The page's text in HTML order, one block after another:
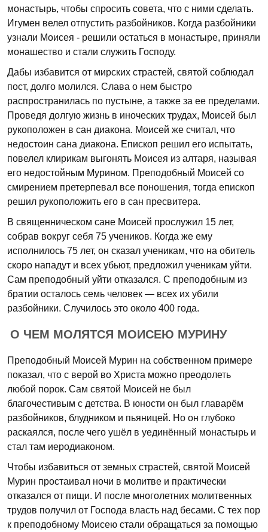
монастырь, чтобы спросить совета, что с ними сделать.
Игумен велел отпустить разбойников. Когда разбойники
узнали Моисея - решили остаться в монастыре, приняли
монашество и стали служить Господу.
Дабы избавится от мирских страстей, святой соблюдал
пост, долго молился. Слава о нем быстро
распространилась по пустыне, а также за ее пределами.
Проведя долгую жизнь в иноческих трудах, Моисей был
рукоположен в сан диакона. Моисей же считал, что
недостоин сана диакона. Епископ решил его испытать,
повелел клирикам выгонять Моисея из алтаря, называя
его недостойным Мурином. Преподобный Моисей со
смирением претерпевал все поношения, тогда епископ
решил рукоположить его в сан пресвитера.
В священническом сане Моисей прослужил 15 лет,
собрав вокруг себя 75 учеников. Когда же ему
исполнилось 75 лет, он сказал ученикам, что на обитель
скоро нападут и всех убьют, предложил ученикам уйти.
Сам преподобный уйти отказался. С преподобным из
братии осталось семь человек — всех их убили
разбойники. Случилось это около 400 года.
О ЧЕМ МОЛЯТСЯ МОИСЕЮ МУРИНУ
Преподобный Моисей Мурин на собственном примере
показал, что с верой во Христа можно преодолеть
любой порок. Сам святой Моисей не был
благочестивым с детства. В юности он был главарём
разбойников, блудником и пьяницей. Но он глубоко
раскаялся, после чего ушёл в уединённый монастырь и
стал там иеродиаконом.
Чтобы избавиться от земных страстей, святой Моисей
Мурин простаивал ночи в молитве и практически
отказался от пищи. И после многолетних молитвенных
трудов получил от Господа власть над бесами. С тех пор
к преподобному Моисею стали обращаться за помощью